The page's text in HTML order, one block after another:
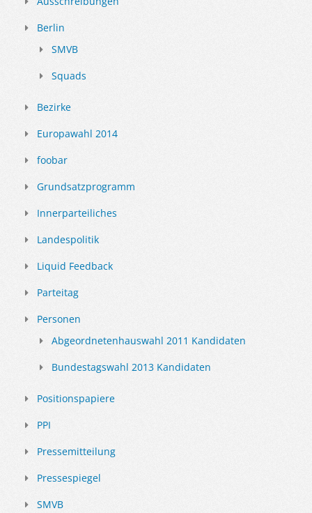
Berlin
SMVB
Squads
Bezirke
Europawahl 2014
foobar
Grundsatzprogramm
Innerparteiliches
Landespolitik
Liquid Feedback
Parteitag
Personen
Abgeordnetenhauswahl 2011 Kandidaten
Bundestagswahl 2013 Kandidaten
Positionspapiere
PPI
Pressemitteilung
Pressespiegel
SMVB